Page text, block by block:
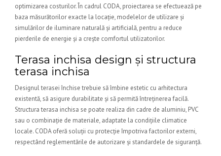
optimizarea costurilor. În cadrul CODA, proiectarea se efectuează pe
baza măsurătorilor exacte la locație, modelelor de utilizare și
simulărilor de iluminare naturală și artificială, pentru a reduce
pierderile de energie și a crește comfortul utilizatorilor.
Terasa inchisa design și structura
terasa inchisa
Designul terasei închise trebuie să îmbine estetic cu arhitectura
existentă, să asigure durabilitate și să permită întreținerea facilă.
Structura terasa inchisa se poate realiza din cadre de aluminiu, PVC
sau o combinație de materiale, adaptate la condițiile climatice
locale. CODA oferă soluții cu protecție împotriva factorilor externi,
respectând reglementările de autorizare și standardele de siguranță.